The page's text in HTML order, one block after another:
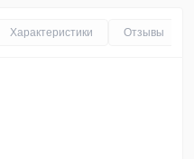
Характеристики Отзывы